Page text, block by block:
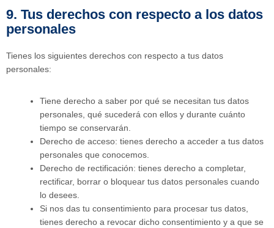
9. Tus derechos con respecto a los datos
personales
Tienes los siguientes derechos con respecto a tus datos
personales:
Tiene derecho a saber por qué se necesitan tus datos
personales, qué sucederá con ellos y durante cuánto
tiempo se conservarán.
Derecho de acceso: tienes derecho a acceder a tus datos
personales que conocemos.
Derecho de rectificación: tienes derecho a completar,
rectificar, borrar o bloquear tus datos personales cuando
lo desees.
Si nos das tu consentimiento para procesar tus datos,
tienes derecho a revocar dicho consentimiento y a que se